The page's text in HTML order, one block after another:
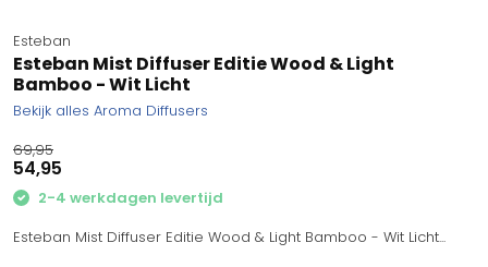
Esteban
Esteban Mist Diffuser Editie Wood & Light
Bamboo - Wit Licht
Bekijk alles Aroma Diffusers
69,95
54,95
2-4 werkdagen levertijd
Esteban Mist Diffuser Editie Wood & Light Bamboo - Wit Licht...